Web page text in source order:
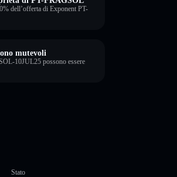
dell’offerta di Exponent PT-
mutevoli
10JUL25 possono essere
Stato